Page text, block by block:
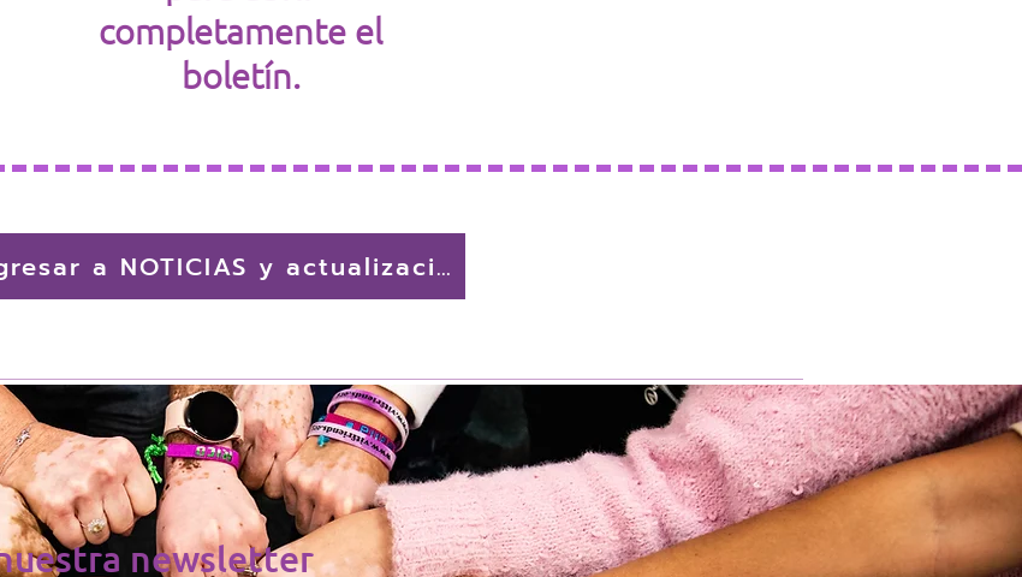
completamente el
boletín.
Regresar a NOTICIAS y actualizaciones
newsletter